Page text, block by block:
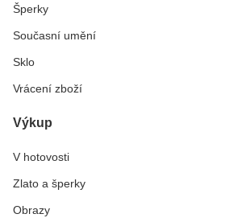
Šperky
Současní umění
Sklo
Vrácení zboží
Výkup
V hotovosti
Zlato a šperky
Obrazy